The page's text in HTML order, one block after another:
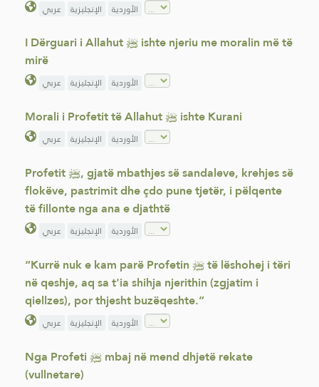
عربي الإنجليزية الأوردية
I Dërguari i Allahut ﷺ ishte njeriu me moralin më të
mirë
عربي الإنجليزية الأوردية
Morali i Profetit të Allahut ﷺ ishte Kurani
عربي الإنجليزية الأوردية
Profetit ﷺ, gjatë mbathjes së sandaleve, krehjes së
flokëve, pastrimit dhe çdo pune tjetër, i pëlqente
të fillonte nga ana e djathtë
عربي الإنجليزية الأوردية
“Kurrë nuk e kam parë Profetin ﷺ të lëshohej i tëri
në qeshje, aq sa t'ia shihja njerithin (zgjatim i
qiellzes), por thjesht buzëqeshte.”
عربي الإنجليزية الأوردية
Nga Profeti ﷺ mbaj në mend dhjetë rekate
(vullnetare)